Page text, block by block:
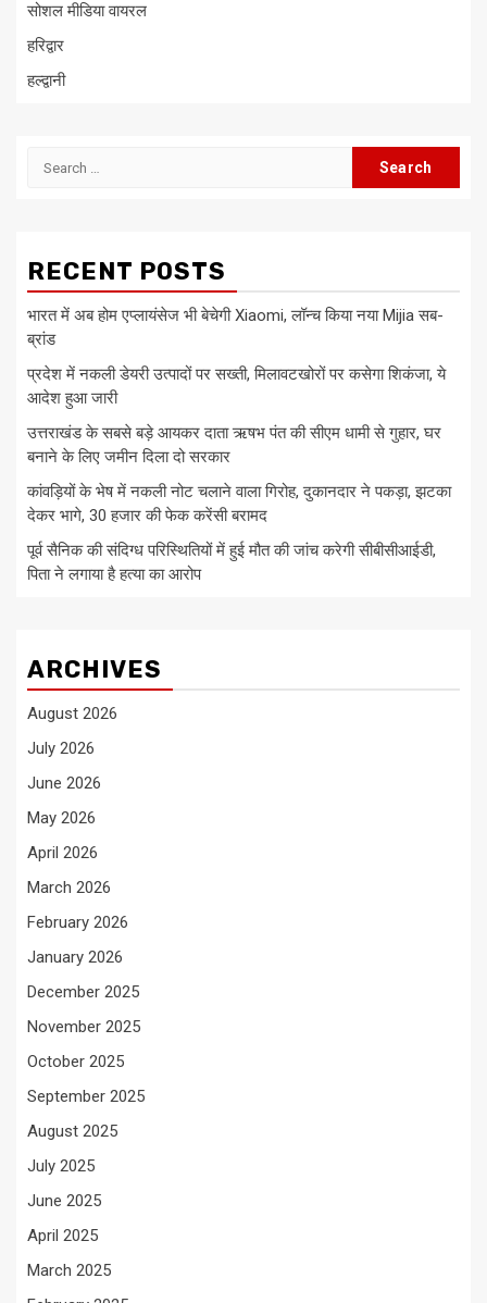
सोशल मीडिया वायरल
हरिद्वार
हल्द्वानी
Search
RECENT POSTS
भारत में अब होम एप्लायंसेज भी बेचेगी Xiaomi, लॉन्च किया नया Mijia सब-
ब्रांड
प्रदेश में नकली डेयरी उत्पादों पर सख्ती, मिलावटखोरों पर कसेगा शिकंजा, ये
आदेश हुआ जारी
उत्तराखंड के सबसे बड़े आयकर दाता ऋषभ पंत की सीएम धामी से गुहार, घर
बनाने के लिए जमीन दिला दो सरकार
कांवड़ियों के भेष में नकली नोट चलाने वाला गिरोह, दुकानदार ने पकड़ा, झटका
देकर भागे, 30 हजार की फेक करेंसी बरामद
पूर्व सैनिक की संदिग्ध परिस्थितियों में हुई मौत की जांच करेगी सीबीसीआईडी,
पिता ने लगाया है हत्या का आरोप
ARCHIVES
August 2026
July 2026
June 2026
May 2026
April 2026
March 2026
February 2026
January 2026
December 2025
November 2025
October 2025
September 2025
August 2025
July 2025
June 2025
April 2025
March 2025